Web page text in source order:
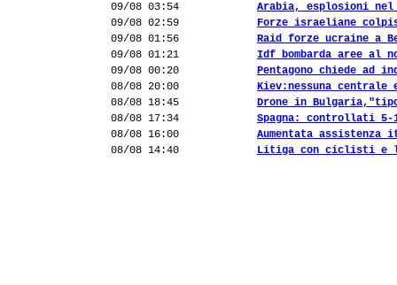
09/08 03:54
Arabia, esplosioni nel
09/08 02:59
Forze israeliane
09/08 01:56
Raid forze ucraine a
09/08 01:21
Idf bombarda aree al
09/08 00:20
Pentagono chiede ad
08/08 20:00
Kiev:nessuna
08/08 18:45
Drone in
08/08 17:34
Spagna: controllati 5-
08/08 16:00
Aumentata assistenza
08/08 14:40
Litiga con ciclisti